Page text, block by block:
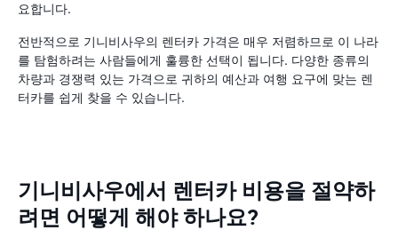
요합니다.
전반적으로 기니비사우의 렌터카 가격은 매우 저렴하므로 이 나라
를 탐험하려는 사람들에게 훌륭한 선택이 됩니다. 다양한 종류의
차량과 경쟁력 있는 가격으로 귀하의 예산과 여행 요구에 맞는 렌
터카를 쉽게 찾을 수 있습니다.
기니비사우에서 렌터카 비용을 절약하
려면 어떻게 해야 하나요?